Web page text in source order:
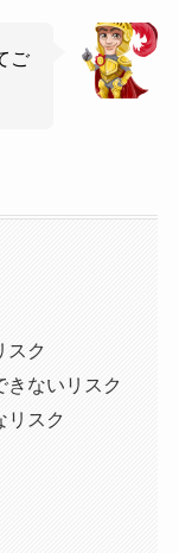
ご
スク
きないリスク
リスク